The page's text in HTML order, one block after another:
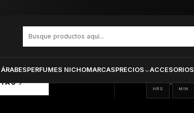
PERFUMES NICHOMARCASPRECIOS ACCESORIOS
Aventura Unisex Edp 50 ml
08
HRS
: 00
MIN